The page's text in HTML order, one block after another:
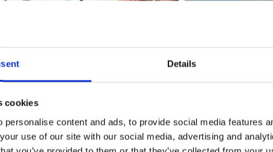
Details
cookies
personalise content and ads, to provide social media features
use of our site with our social media, advertising and
Konstutställningar 2026